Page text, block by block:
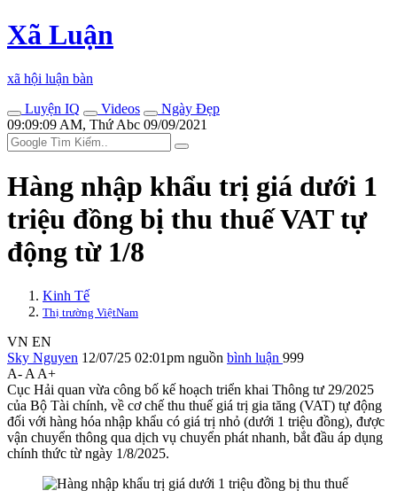
Xã Luận
xã hội luận bàn
Luyện IQ
Videos
Ngày Đẹp
09:09:09 AM, Thứ Abc 09/09/2021
Hàng nhập khẩu trị giá dưới 1
triệu đồng bị thu thuế VAT tự
động từ 1/8
Kinh Tế
Thị trường ViệtNam
VN EN
Sky Nguyen 12/07/25 02:01pm nguồn bình luận 999
A- A A+
Cục Hải quan vừa công bố kế hoạch triển khai Thông tư 29/2025
của Bộ Tài chính, về cơ chế thu thuế giá trị gia tăng (VAT) tự động
đối với hàng hóa nhập khẩu có giá trị nhỏ (dưới 1 triệu đồng), được
vận chuyển thông qua dịch vụ chuyển phát nhanh, bắt đầu áp dụng
chính thức từ ngày 1/8/2025.